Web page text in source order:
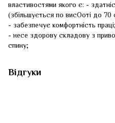
властивостями якого є: -
(збільшується по висОоті до 70
- забезпечує комфортність праці;
- несе здорову складову з
спину;
Відгуки